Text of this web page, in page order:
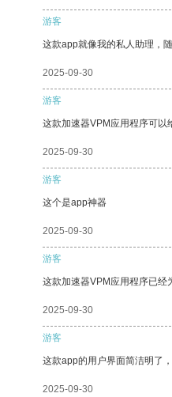
游客
这款app就像我的私人助理，
2025-09-30
游客
这款加速器VPM应用程序可以
2025-09-30
游客
这个是app神器
2025-09-30
游客
这款加速器VPM应用程序已经
2025-09-30
游客
这款app的用户界面简洁明了
2025-09-30